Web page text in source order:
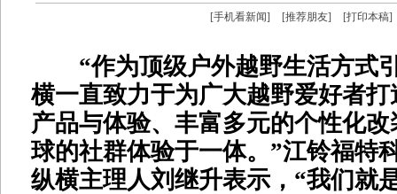
[手机看新闻] [推荐朋友] [打印本稿]
“作为顶级户外越野生活方式
横一直致力于为广大越野爱好者
产品与体验、丰富多元的个性化
球的社群体验于一体。”江铃福特
纵横主理人刘继升表示，“我们就